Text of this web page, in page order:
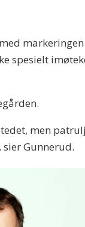
spesielt
men
Gunnerud.